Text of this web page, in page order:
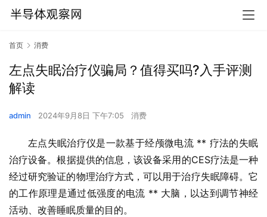
首页 消费
左点失眠治疗仪骗局？值得买吗?入手评测
解读
admin 2024年9月8日 下午7:05 消费
左点失眠治疗仪是一款基于经颅微电流 ** 疗法的失眠
治疗设备。根据提供的信息，该设备采用的CES疗法是一种
经过研究验证的物理治疗方式，可以用于治疗失眠障碍。它
的工作原理是通过低强度的电流 ** 大脑，以达到调节神经
活动、改善睡眠质量的目的。